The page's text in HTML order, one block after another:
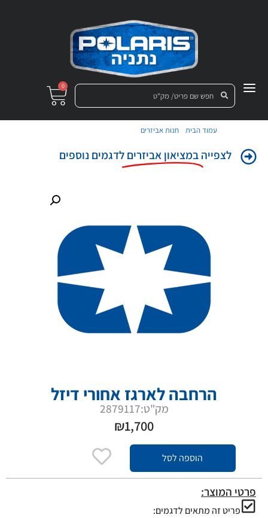
0
עמוד הבית /חנות אביזרים
לצפייהבמציאון אביזרים לדגמים נוספים
הרחבה לארגז אחורי דיזל
מק"ט:2879117
₪1,700
הוספה לסל
פרטי המוצר:
פריט זה מתאים לדגמים: